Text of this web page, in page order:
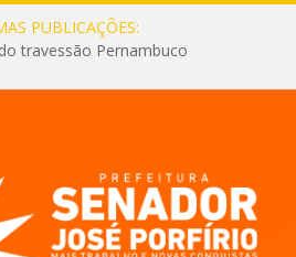
PUBLICAÇÕES:
travessão Pernambuco